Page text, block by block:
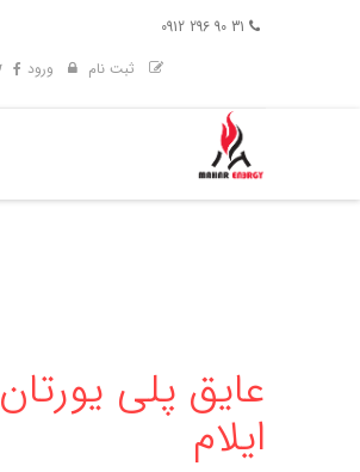
ثبت نام
ورود
عایق پلی یورتان
ایلام